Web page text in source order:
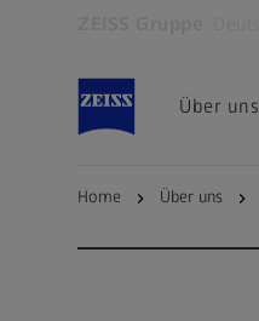
Über uns
Home Über uns